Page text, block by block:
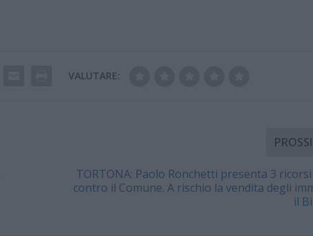
VALUTARE:
TORTONA: Paolo Ronchetti presenta 3 ricorsi
contro il Comune. A rischio la vendita degli
il